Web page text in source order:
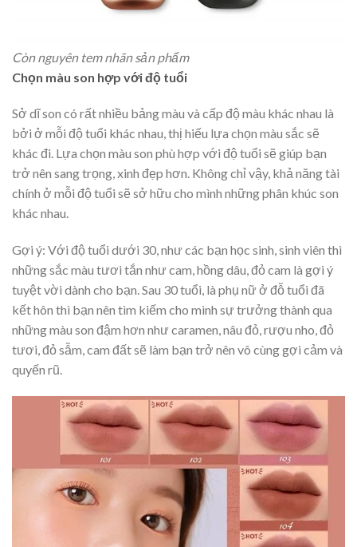
Còn nguyên tem nhãn sản phẩm
Chọn màu son hợp với độ tuổi
Sở dĩ son có rất nhiều bảng màu và cấp độ màu khác nhau là
bởi ở mỗi độ tuổi khác nhau, thị hiếu lựa chọn màu sắc sẽ
khác đi. Lựa chọn màu son phù hợp với độ tuổi sẽ giúp bạn
trở nên sang trọng, xinh đẹp hơn. Không chỉ vậy, khả năng tài
chính ở mỗi độ tuổi sẽ sở hữu cho mình những phân khúc son
khác nhau.
Gợi ý: Với độ tuổi dưới 30, như các bạn học sinh, sinh viên thì
những sắc màu tươi tắn như cam, hồng dâu, đỏ cam là gợi ý
tuyệt vời dành cho bạn. Sau 30 tuổi, là phụ nữ ở đỗ tuổi đã
kết hôn thì bạn nên tìm kiếm cho mình sự trưởng thành qua
những màu son đậm hơn như caramen, nâu đỏ, rượu nho, đỏ
tươi, đỏ sẫm, cam đất sẽ làm bạn trở nên vô cùng gợi cảm và
quyến rũ.